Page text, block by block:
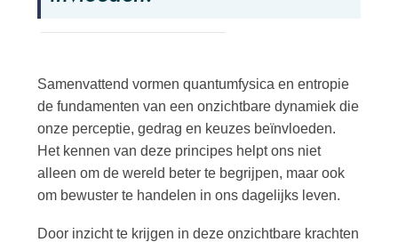
Samenvattend vormen quantumfysica en entropie
de fundamenten van een onzichtbare dynamiek die
onze perceptie, gedrag en keuzes beïnvloeden.
Het kennen van deze principes helpt ons niet
alleen om de wereld beter te begrijpen, maar ook
om bewuster te handelen in ons dagelijks leven.
Door inzicht te krijgen in deze onzichtbare krachten